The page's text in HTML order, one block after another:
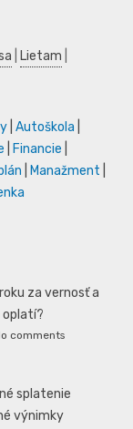
Lietam
Autoškola
Financie
Manažment
za vernosť a
oplatí?
comments
splatenie
výnimky